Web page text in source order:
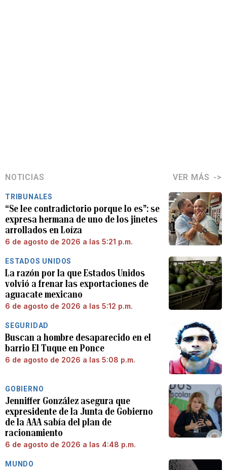
NOTICIAS VER MÁS
TRIBUNALES
“Se lee contradictorio porque lo es”: se
expresa hermana de uno de los jinetes
arrollados en Loíza
6 de agosto de 2026 a las 5:21 p.m.
ESTADOS UNIDOS
La razón por la que Estados Unidos
volvió a frenar las exportaciones de
aguacate mexicano
6 de agosto de 2026 a las 5:12 p.m.
SEGURIDAD
Buscan a hombre desaparecido en el
barrio El Tuque en Ponce
6 de agosto de 2026 a las 5:08 p.m.
GOBIERNO
Jenniffer González asegura que
expresidente de la Junta de Gobierno
de la AAA sabía del plan de
racionamiento
6 de agosto de 2026 a las 4:48 p.m.
MUNDO